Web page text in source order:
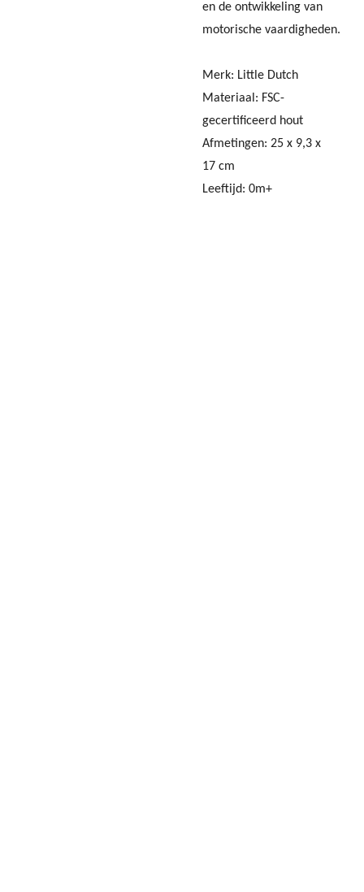
en de ontwikkeling van
motorische vaardigheden.
Merk: Little Dutch
Materiaal: FSC-
gecertificeerd hout
Afmetingen: 25 x 9,3 x
17 cm
Leeftijd: 0m+